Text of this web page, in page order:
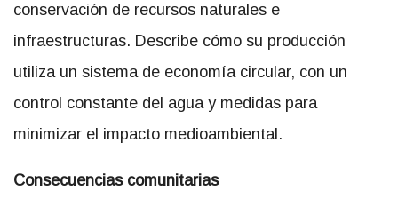
conservación de recursos naturales e
infraestructuras. Describe cómo su producción
utiliza un sistema de economía circular, con un
control constante del agua y medidas para
minimizar el impacto medioambiental.
Consecuencias comunitarias